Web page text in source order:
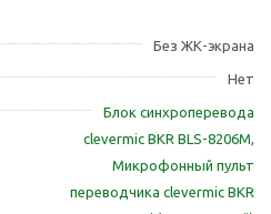
Без ЖК-экрана
Нет
Блок синхроперевода
clevermic BKR BLS-8206M,
Микрофонный пульт
переводчика clevermic BKR